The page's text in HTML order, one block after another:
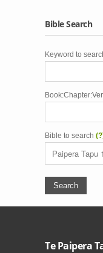
Bible Search
Keyword to
Bible to search
Te Paipera